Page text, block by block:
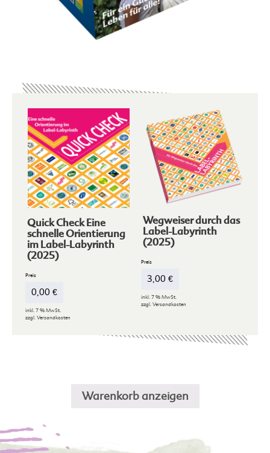
Quick Check Eine
schnelle Orientierung
im Label-Labyrinth
(2025)
0,00 €
inkl. 7 % MwSt.
zzgl. Versandkosten
Wegweiser durch das
Label-Labyrinth
(2025)
3,00 €
inkl. 7 % MwSt.
zzgl. Versandkosten
Warenkorb anzeigen